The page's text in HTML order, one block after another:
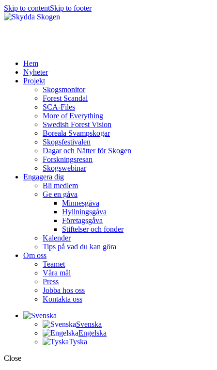
Skip to contentSkip to footer
Hem
Nyheter
Projekt
Skogsmonitor
Forest Scandal
SCA-Files
More of Everything
Swedish Forest Vision
Boreala Svampskogar
Skogsfestivalen
Dagar och Nätter för Skogen
Forskningsresan
Skogswebinar
Engagera dig
Bli medlem
Ge en gåva
Minnesgåva
Hyllningsgåva
Företagsgåva
Stiftelser och fonder
Kalender
Tips på vad du kan göra
Om oss
Teamet
Våra mål​
Press
Jobba hos oss
Kontakta oss
Svenska
Engelska
Tyska
Close